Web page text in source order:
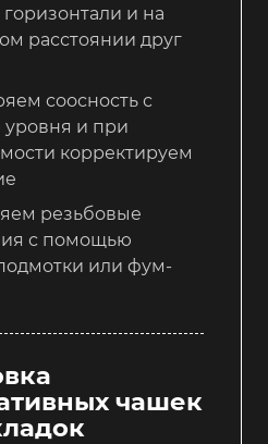
горизонтали и на
расстоянии друг
соосность с
и при
корректируем
резьбовые
с помощью
или фум-
чашек